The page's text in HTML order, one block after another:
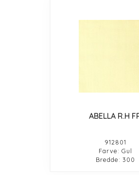
ABELLA R.H
912801
Farve: Gul
Bredde: 300